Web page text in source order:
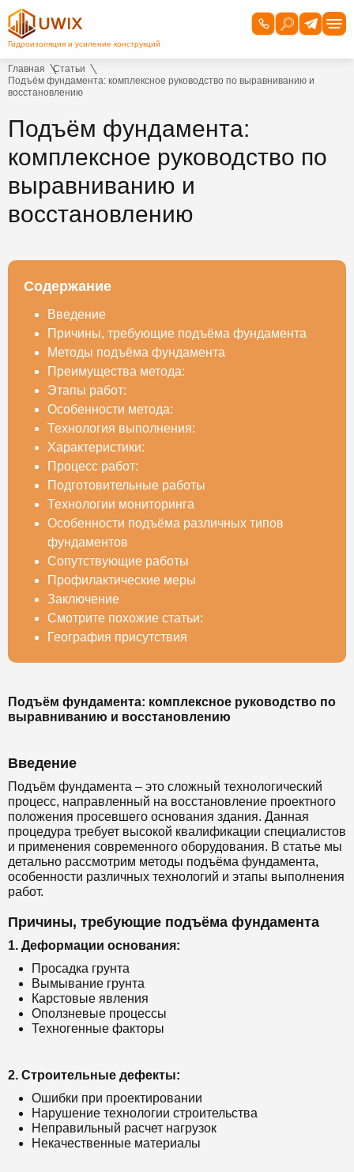
Главная
Статьи
Подъём фундамента: комплексное руководство по выравниванию и
восстановлению
Подъём фундамента:
комплексное руководство по
выравниванию и
восстановлению
Содержание
Введение
Причины, требующие подъёма фундамента
Методы подъёма фундамента
Преимущества метода:
Этапы работ:
Особенности метода:
Технология выполнения:
Характеристики:
Процесс работ:
Подготовительные работы
Технологии мониторинга
Особенности подъёма различных типов
фундаментов
Сопутствующие работы
Профилактические меры
Заключение
Смотрите похожие статьи:
География присутствия
Подъём фундамента: комплексное руководство по
выравниванию и восстановлению
Введение
Подъём фундамента – это сложный технологический
процесс, направленный на восстановление проектного
положения просевшего основания здания. Данная
процедура требует высокой квалификации специалистов
и применения современного оборудования. В статье мы
детально рассмотрим методы подъёма фундамента,
особенности различных технологий и этапы выполнения
работ.
Причины, требующие подъёма фундамента
1. Деформации основания:
Просадка грунта
Вымывание грунта
Карстовые явления
Оползневые процессы
Техногенные факторы
2. Строительные дефекты:
Ошибки при проектировании
Нарушение технологии строительства
Неправильный расчет нагрузок
Некачественные материалы